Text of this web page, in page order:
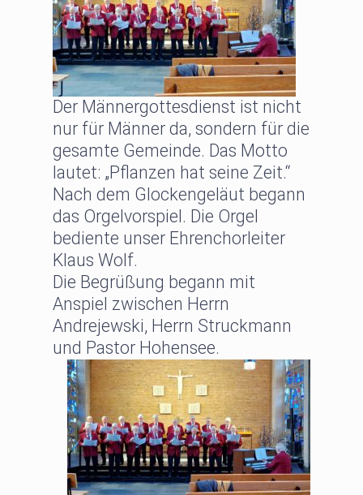
Der Männergottesdienst ist nicht
nur für Männer da, sondern für die
gesamte Gemeinde. Das Motto
lautet: „Pflanzen hat seine Zeit.“
Nach dem Glockengeläut begann
das Orgelvorspiel. Die Orgel
bediente unser Ehrenchorleiter
Klaus Wolf.
Die Begrüßung begann mit
Anspiel zwischen Herrn
Andrejewski, Herrn Struckmann
und Pastor Hohensee.